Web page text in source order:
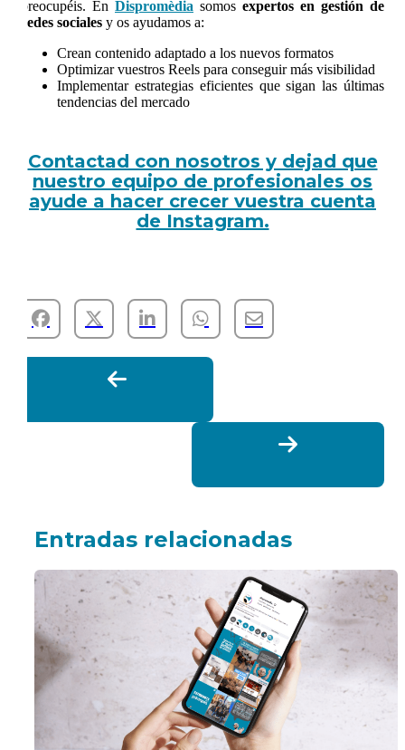
preocupéis. En Dispromèdia somos expertos en gestión de
redes sociales y os ayudamos a:
Crean contenido adaptado a los nuevos formatos
Optimizar vuestros Reels para conseguir más visibilidad
Implementar estrategias eficientes que sigan las últimas
tendencias del mercado
Contactad con nosotros y dejad que
nuestro equipo de profesionales os
ayude a hacer crecer vuestra cuenta
de Instagram.
Entradas relacionadas